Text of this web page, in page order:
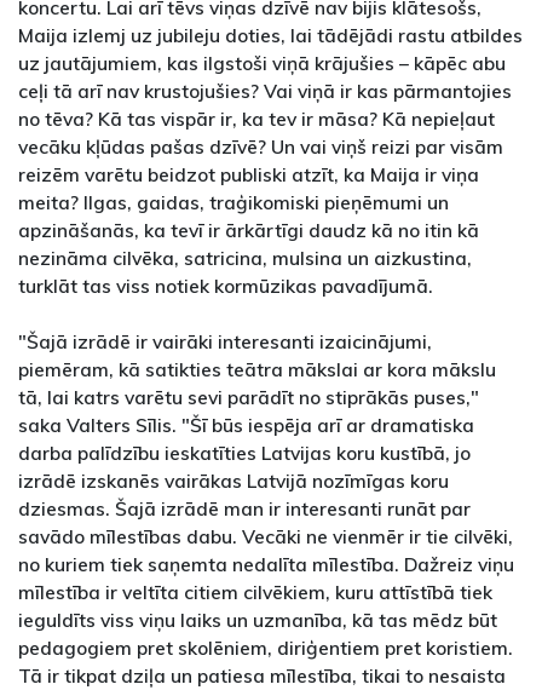
koncertu. Lai arī tēvs viņas dzīvē nav bijis klātesošs,
Maija izlemj uz jubileju doties, lai tādējādi rastu atbildes
uz jautājumiem, kas ilgstoši viņā krājušies – kāpēc abu
ceļi tā arī nav krustojušies? Vai viņā ir kas pārmantojies
no tēva? Kā tas vispār ir, ka tev ir māsa? Kā nepieļaut
vecāku kļūdas pašas dzīvē? Un vai viņš reizi par visām
reizēm varētu beidzot publiski atzīt, ka Maija ir viņa
meita? Ilgas, gaidas, traģikomiski pieņēmumi un
apzināšanās, ka tevī ir ārkārtīgi daudz kā no itin kā
nezināma cilvēka, satricina, mulsina un aizkustina,
turklāt tas viss notiek kormūzikas pavadījumā.
"Šajā izrādē ir vairāki interesanti izaicinājumi,
piemēram, kā satikties teātra mākslai ar kora mākslu
tā, lai katrs varētu sevi parādīt no stiprākās puses,"
saka Valters Sīlis. "Šī būs iespēja arī ar dramatiska
darba palīdzību ieskatīties Latvijas koru kustībā, jo
izrādē izskanēs vairākas Latvijā nozīmīgas koru
dziesmas. Šajā izrādē man ir interesanti runāt par
savādo mīlestības dabu. Vecāki ne vienmēr ir tie cilvēki,
no kuriem tiek saņemta nedalīta mīlestība. Dažreiz viņu
mīlestība ir veltīta citiem cilvēkiem, kuru attīstībā tiek
ieguldīts viss viņu laiks un uzmanība, kā tas mēdz būt
pedagogiem pret skolēniem, diriģentiem pret koristiem.
Tā ir tikpat dziļa un patiesa mīlestība, tikai to nesaista